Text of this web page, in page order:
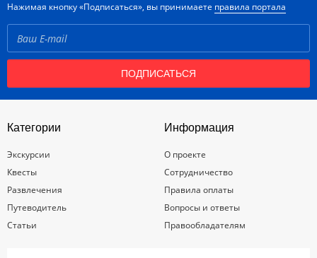
Нажимая кнопку «Подписаться», вы принимаете правила портала
ПОДПИСАТЬСЯ
Категории
Экскурсии
Квесты
Развлечения
Путеводитель
Статьи
Информация
О проекте
Сотрудничество
Правила оплаты
Вопросы и ответы
Правообладателям